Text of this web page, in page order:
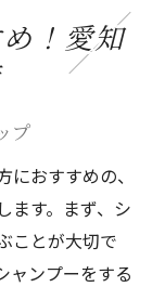
！愛知
プ
おすすめの、
ます。まず、シ
ことが大切で
ャンプーをする